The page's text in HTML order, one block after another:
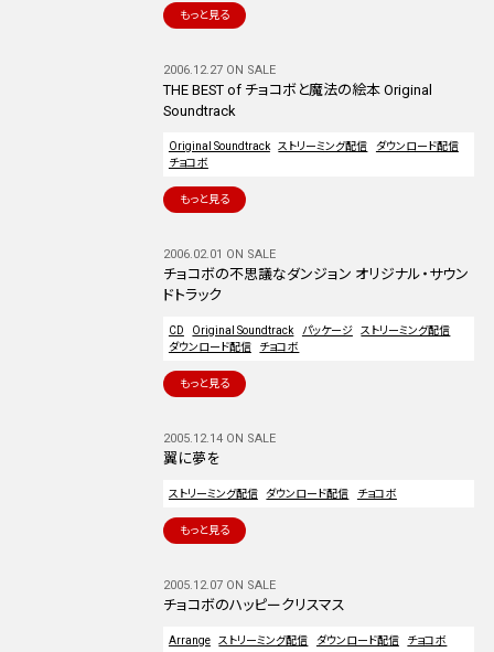
もっと見る
2006.12.27 ON SALE
THE BEST of チョコボと魔法の絵本 Original
Soundtrack
Original Soundtrack ストリーミング配信
ダウンロード配信
チョコボ
もっと見る
2006.02.01 ON SALE
チョコボの不思議なダンジョン オリジナル・サウン
ドトラック
CD Original Soundtrack パッケージ
ストリーミング配信
ダウンロード配信
チョコボ
もっと見る
2005.12.14 ON SALE
翼に夢を
ストリーミング配信 ダウンロード配信 チョコボ
もっと見る
2005.12.07 ON SALE
チョコボのハッピークリスマス
Arrange ストリーミング配信 ダウンロード配信 チョコボ